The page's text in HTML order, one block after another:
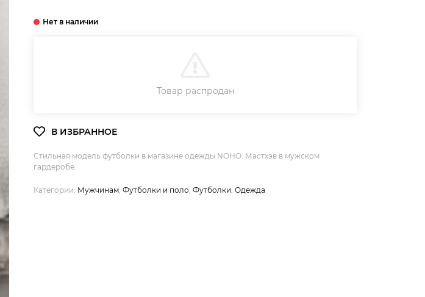
Товар распродан
Стильная модель футболки в магазине одежды NOHO. Мастхэв в мужском
гардеробе.
Категории: Мужчинам Футболки и поло Футболки Одежда